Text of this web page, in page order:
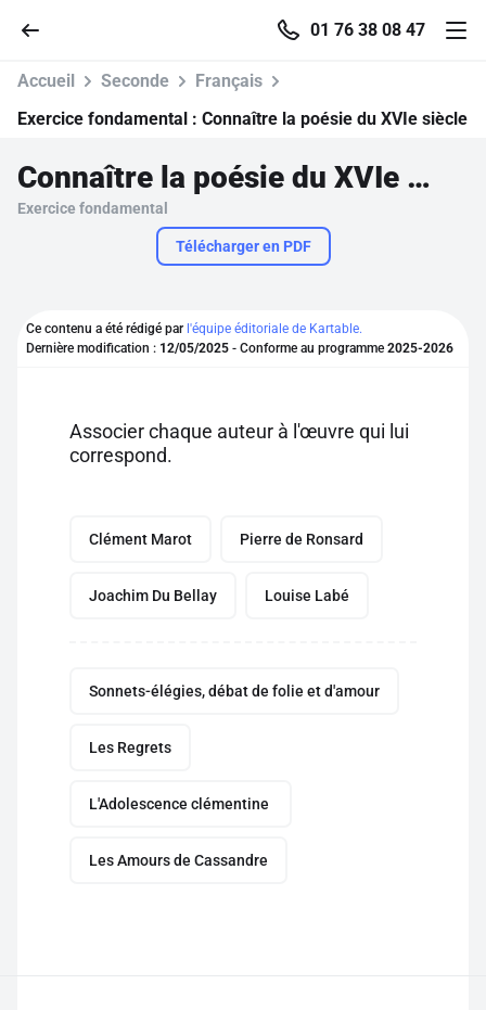
01 76 38 08 47
Accueil
Se connecter
S'inscrire gratuitement
Pour profiter de 10 contenus offerts.
Accueil Seconde
Français
Exercice fondamental : Connaître la poésie du XVIe siècle
Connaître la poésie du XVIe siècle
Exercice fondamental
Télécharger en PDF
Ce contenu a été rédigé par l'équipe éditoriale de Kartable.
Dernière modification : 12/05/2025 - Conforme au programme 2025-2026
Associer chaque auteur à l'œuvre qui lui
correspond.
Clément Marot Pierre de Ronsard
Joachim Du Bellay Louise Labé
Sonnets-élégies, débat de folie et d'amour
Les Regrets
L'Adolescence clémentine
Les Amours de Cassandre